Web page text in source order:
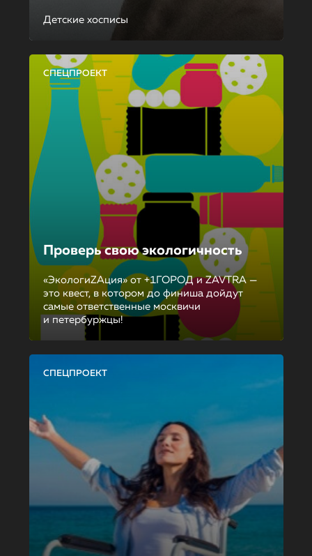
Детские хосписы
СПЕЦПРОЕКТ
Проверь свою экологичность
«ЭкологиZAция» от +1ГОРОД и ZAVTRA —
это квест, в котором до финиша дойдут
самые ответственные москвичи
и петербуржцы!
СПЕЦПРОЕКТ